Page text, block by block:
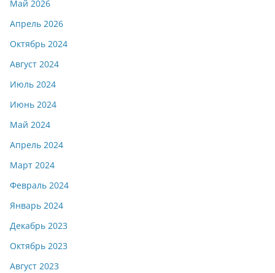
Май 2026
Апрель 2026
Октябрь 2024
Август 2024
Июль 2024
Июнь 2024
Май 2024
Апрель 2024
Март 2024
Февраль 2024
Январь 2024
Декабрь 2023
Октябрь 2023
Август 2023